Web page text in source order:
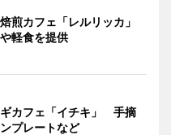
煎カフェ「レルリッカ」
軽食を提供
ギカフェ「イチキ」 手摘
プレートなど